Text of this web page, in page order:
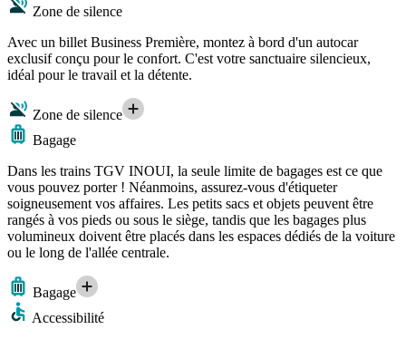
Zone de silence
Avec un billet Business Première, montez à bord d'un autocar
exclusif conçu pour le confort. C'est votre sanctuaire silencieux,
idéal pour le travail et la détente.
Zone de silence
Bagage
Dans les trains TGV INOUI, la seule limite de bagages est ce que
vous pouvez porter ! Néanmoins, assurez-vous d'étiqueter
soigneusement vos affaires. Les petits sacs et objets peuvent être
rangés à vos pieds ou sous le siège, tandis que les bagages plus
volumineux doivent être placés dans les espaces dédiés de la voiture
ou le long de l'allée centrale.
Bagage
Accessibilité